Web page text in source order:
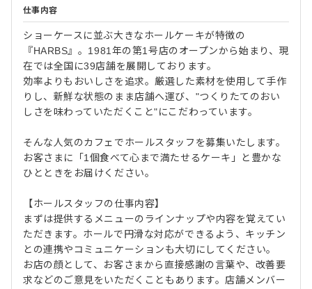
仕事内容
ショーケースに並ぶ大きなホールケーキが特徴の
『HARBS』。1981年の第1号店のオープンから始まり、現
在では全国に39店舗を展開しております。
効率よりもおいしさを追求。厳選した素材を使用して手作
りし、新鮮な状態のまま店舗へ運び、"つくりたてのおい
しさを味わっていただくこと"にこだわっています。
そんな人気のカフェでホールスタッフを募集いたします。
お客さまに「1個食べて心まで満たせるケーキ」と豊かな
ひとときをお届けください。
【ホールスタッフの仕事内容】
まずは提供するメニューのラインナップや内容を覚えてい
ただきます。ホールで円滑な対応ができるよう、キッチン
との連携やコミュニケーションも大切にしてください。
お店の顔として、お客さまから直接感謝の言葉や、改善要
求などのご意見をいただくこともあります。店舗メンバー